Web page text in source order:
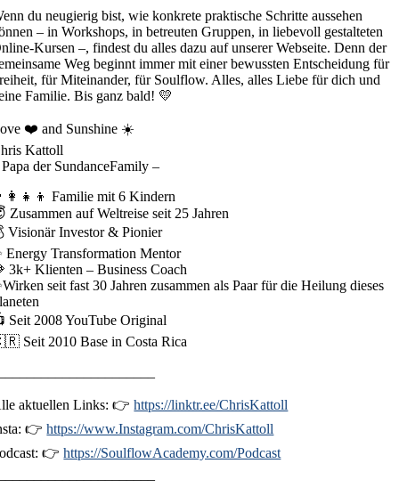
du neugierig bist, wie konkrete praktische Schritte aussehen
– in Workshops, in betreuten Gruppen, in liebevoll gestalteten
Kursen –, findest du alles dazu auf unserer Webseite. Denn der
Weg beginnt immer mit einer bewussten Entscheidung für
für Miteinander, für Soulflow. Alles, alles Liebe für dich und
Familie. Bis ganz bald! 💛
❤️ and Sunshine ☀️
Kattoll
der SundanceFamily –
Familie mit 6 Kindern
Zusammen auf Weltreise seit 25 Jahren
Visionär Investor & Pionier
Energy Transformation Mentor
3k+ Klienten – Business Coach
seit fast 30 Jahren zusammen als Paar für die Heilung dieses
Seit 2008 YouTube Original
Seit 2010 Base in Costa Rica
aktuellen Links: 👉https://linktr.ee/ChrisKattoll
👉https://www.Instagram.com/ChrisKattoll
👉https://SoulflowAcademy.com/Podcast